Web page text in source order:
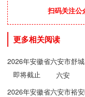
扫码关注公
更多相关阅读
2026年安徽省六安市舒
干部公告
即将截止
六安
2026年安徽省六安市裕